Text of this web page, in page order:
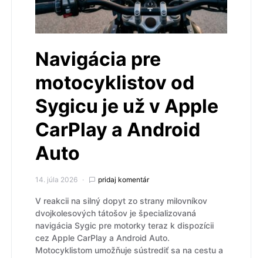
Navigácia pre
motocyklistov od
Sygicu je už v Apple
CarPlay a Android
Auto
14. júla 2026 pridaj komentár
V reakcii na silný dopyt zo strany milovníkov
dvojkolesových tátošov je špecializovaná
navigácia Sygic pre motorky teraz k dispozícii
cez Apple CarPlay a Android Auto.
Motocyklistom umožňuje sústrediť sa na cestu a